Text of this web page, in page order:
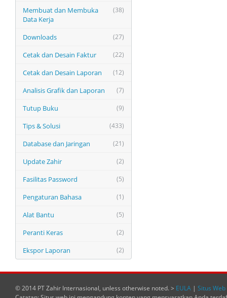
(38)
Membuat dan Membuka
Data Kerja
(27)
Downloads
(22)
Cetak dan Desain Faktur
(12)
Cetak dan Desain Laporan
(7)
Analisis Grafik dan Laporan
(9)
Tutup Buku
(433)
Tips & Solusi
(21)
Database dan Jaringan
(2)
Update Zahir
(5)
Fasilitas Password
(1)
Pengaturan Bahasa
(5)
Alat Bantu
(2)
Peranti Keras
(2)
Ekspor Laporan
© 2014 PT Zahir Internasional, unless otherwise noted. > EULA | Situs